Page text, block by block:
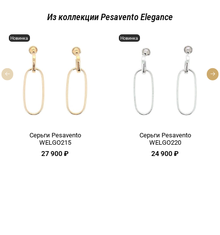
Из коллекции Pesavento Elegance
Новинка
Серьги Pesavento
WELGO215
27 900 ₽
Новинка
Серьги Pesavento
WELGO220
24 900 ₽